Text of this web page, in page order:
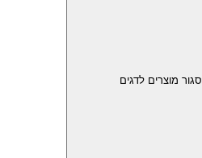
סגור מוצרים לדגים